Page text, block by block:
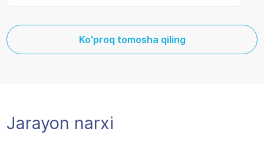
Ko'proq tomosha qiling
Jarayon narxi